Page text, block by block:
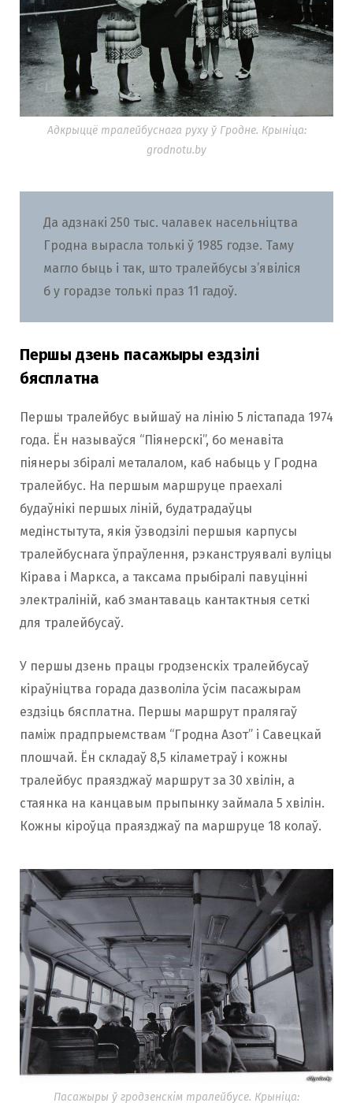
Адкрыццё тралейбуснага руху ў Гродне. Крыніца:
grodnotu.by
Да адзнакі 250 тыс. чалавек насельніцтва
Гродна вырасла толькі ў 1985 годзе. Таму
магло быць і так, што тралейбусы з’явіліся
б у горадзе толькі праз 11 гадоў.
Першы дзень пасажыры ездзілі
бясплатна
Першы тралейбус выйшаў на лінію 5 лістапада 1974
года. Ён называўся “Піянерскі”, бо менавіта
піянеры збіралі металалом, каб набыць у Гродна
тралейбус. На першым маршруце праехалі
будаўнікі першых ліній, будатрадаўцы
медінстытута, якія ўзводзілі першыя карпусы
тралейбуснага ўпраўлення, рэканструявалі вуліцы
Кірава і Маркса, а таксама прыбіралі павуцінні
электраліній, каб змантаваць кантактныя сеткі
для тралейбусаў.
У першы дзень працы гродзенскіх тралейбусаў
кіраўніцтва горада дазволіла ўсім пасажырам
ездзіць бясплатна. Першы маршрут пралягаў
паміж прадпрыемствам “Гродна Азот” і Савецкай
плошчай. Ён складаў 8,5 кіламетраў і кожны
тралейбус праязджаў маршрут за 30 хвілін, а
стаянка на канцавым прыпынку займала 5 хвілін.
Кожны кіроўца праязджаў па маршруце 18 колаў.
Пасажыры ў гродзенскім тралейбусе. Крыніца: